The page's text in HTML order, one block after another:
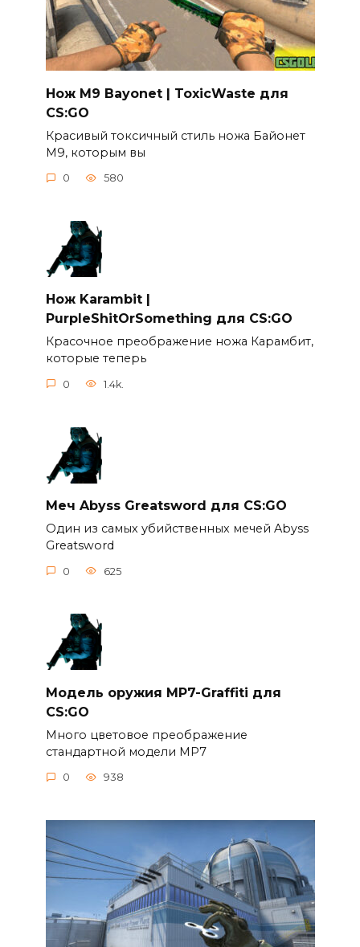
Нож M9 Bayonet | ToxicWaste для
CS:GO
Красивый токсичный стиль ножа Байонет
М9, которым вы
0 580
Нож Karambit |
PurpleShitOrSomething для CS:GO
Красочное преображение ножа Карамбит,
которые теперь
0 1.4k.
Меч Abyss Greatsword для CS:GO
Один из самых убийственных мечей Abyss
Greatsword
0 625
Модель оружия MP7-Graffiti для
CS:GO
Много цветовое преображение
стандартной модели MP7
0 938